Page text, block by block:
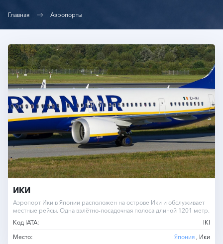
Главная Аэропорты
ИКИ
Аэропорт Ики в Японии расположен на острове Ики и обслуживает
местные рейсы. Одна взлётно-посадочная полоса длиной 1201 метр.
Код IATA:
IKI
Место:
Япония , Ики